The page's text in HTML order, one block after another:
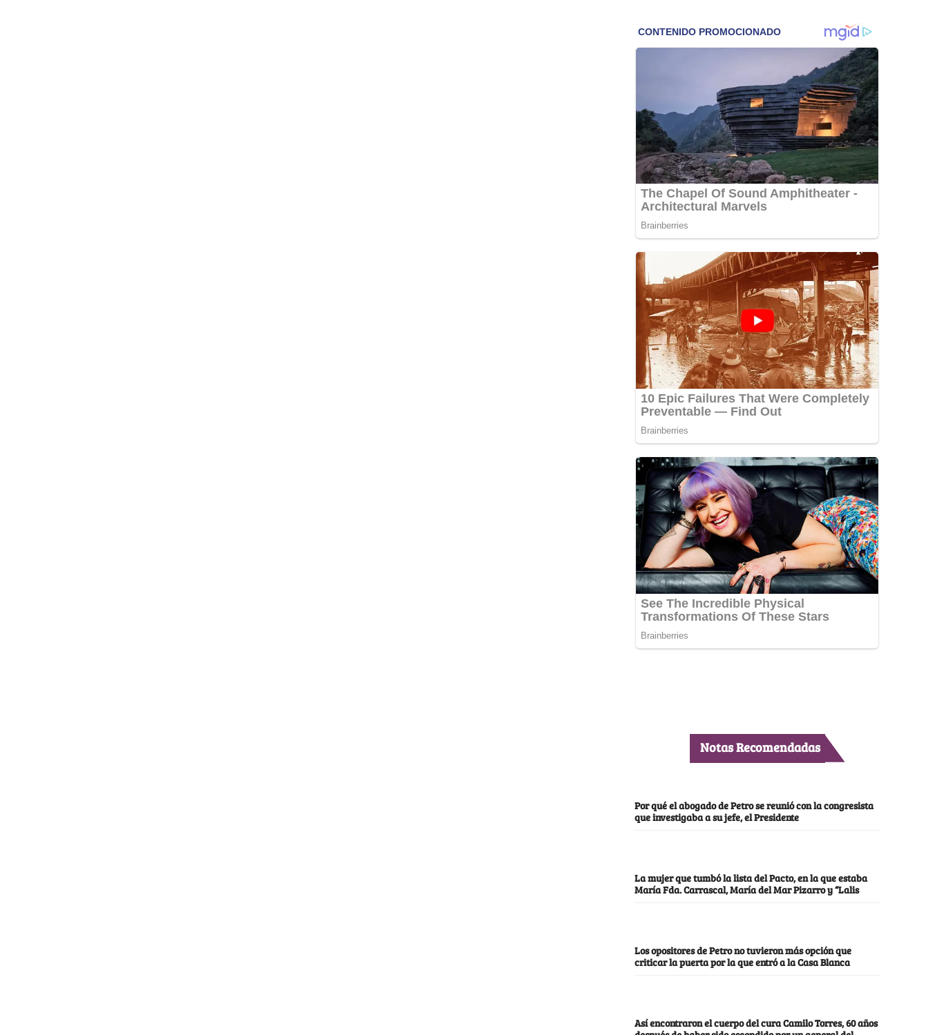
Notas Recomendadas
Por qué el abogado de Petro se reunió con la congresista
que investigaba a su jefe, el Presidente
La mujer que tumbó la lista del Pacto, en la que estaba
María Fda. Carrascal, María del Mar Pizarro y “Lalis
Los opositores de Petro no tuvieron más opción que
criticar la puerta por la que entró a la Casa Blanca
Así encontraron el cuerpo del cura Camilo Torres, 60 años